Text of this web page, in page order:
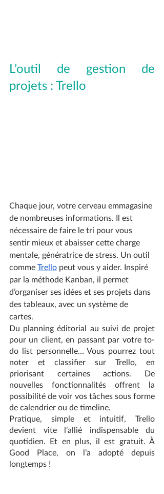
L’outil de gestion de
projets : Trello
Chaque jour, votre cerveau emmagasine
de nombreuses informations. Il est
nécessaire de faire le tri pour vous
sentir mieux et abaisser cette charge
mentale, génératrice de stress. Un outil
comme Trello peut vous y aider. Inspiré
par la méthode Kanban, il permet
d’organiser ses idées et ses projets dans
des tableaux, avec un système de
cartes.
Du planning éditorial au suivi de projet
pour un client, en passant par votre to-
do list personnelle… Vous pourrez tout
noter et classifier sur Trello, en
priorisant certaines actions. De
nouvelles fonctionnalités offrent la
possibilité de voir vos tâches sous forme
de calendrier ou de timeline.
Pratique, simple et intuitif, Trello
devient vite l’allié indispensable du
quotidien. Et en plus, il est gratuit. À
Good Place, on l’a adopté depuis
longtemps !